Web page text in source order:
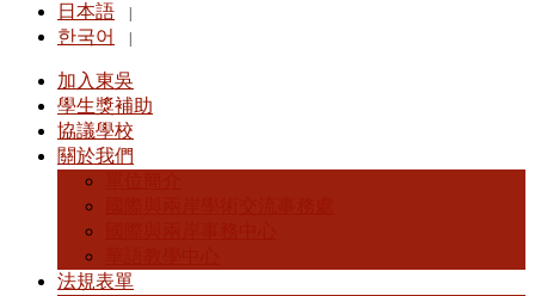
日本語
한국어
加入東吳
學生獎補助
協議學校
關於我們
法規表單